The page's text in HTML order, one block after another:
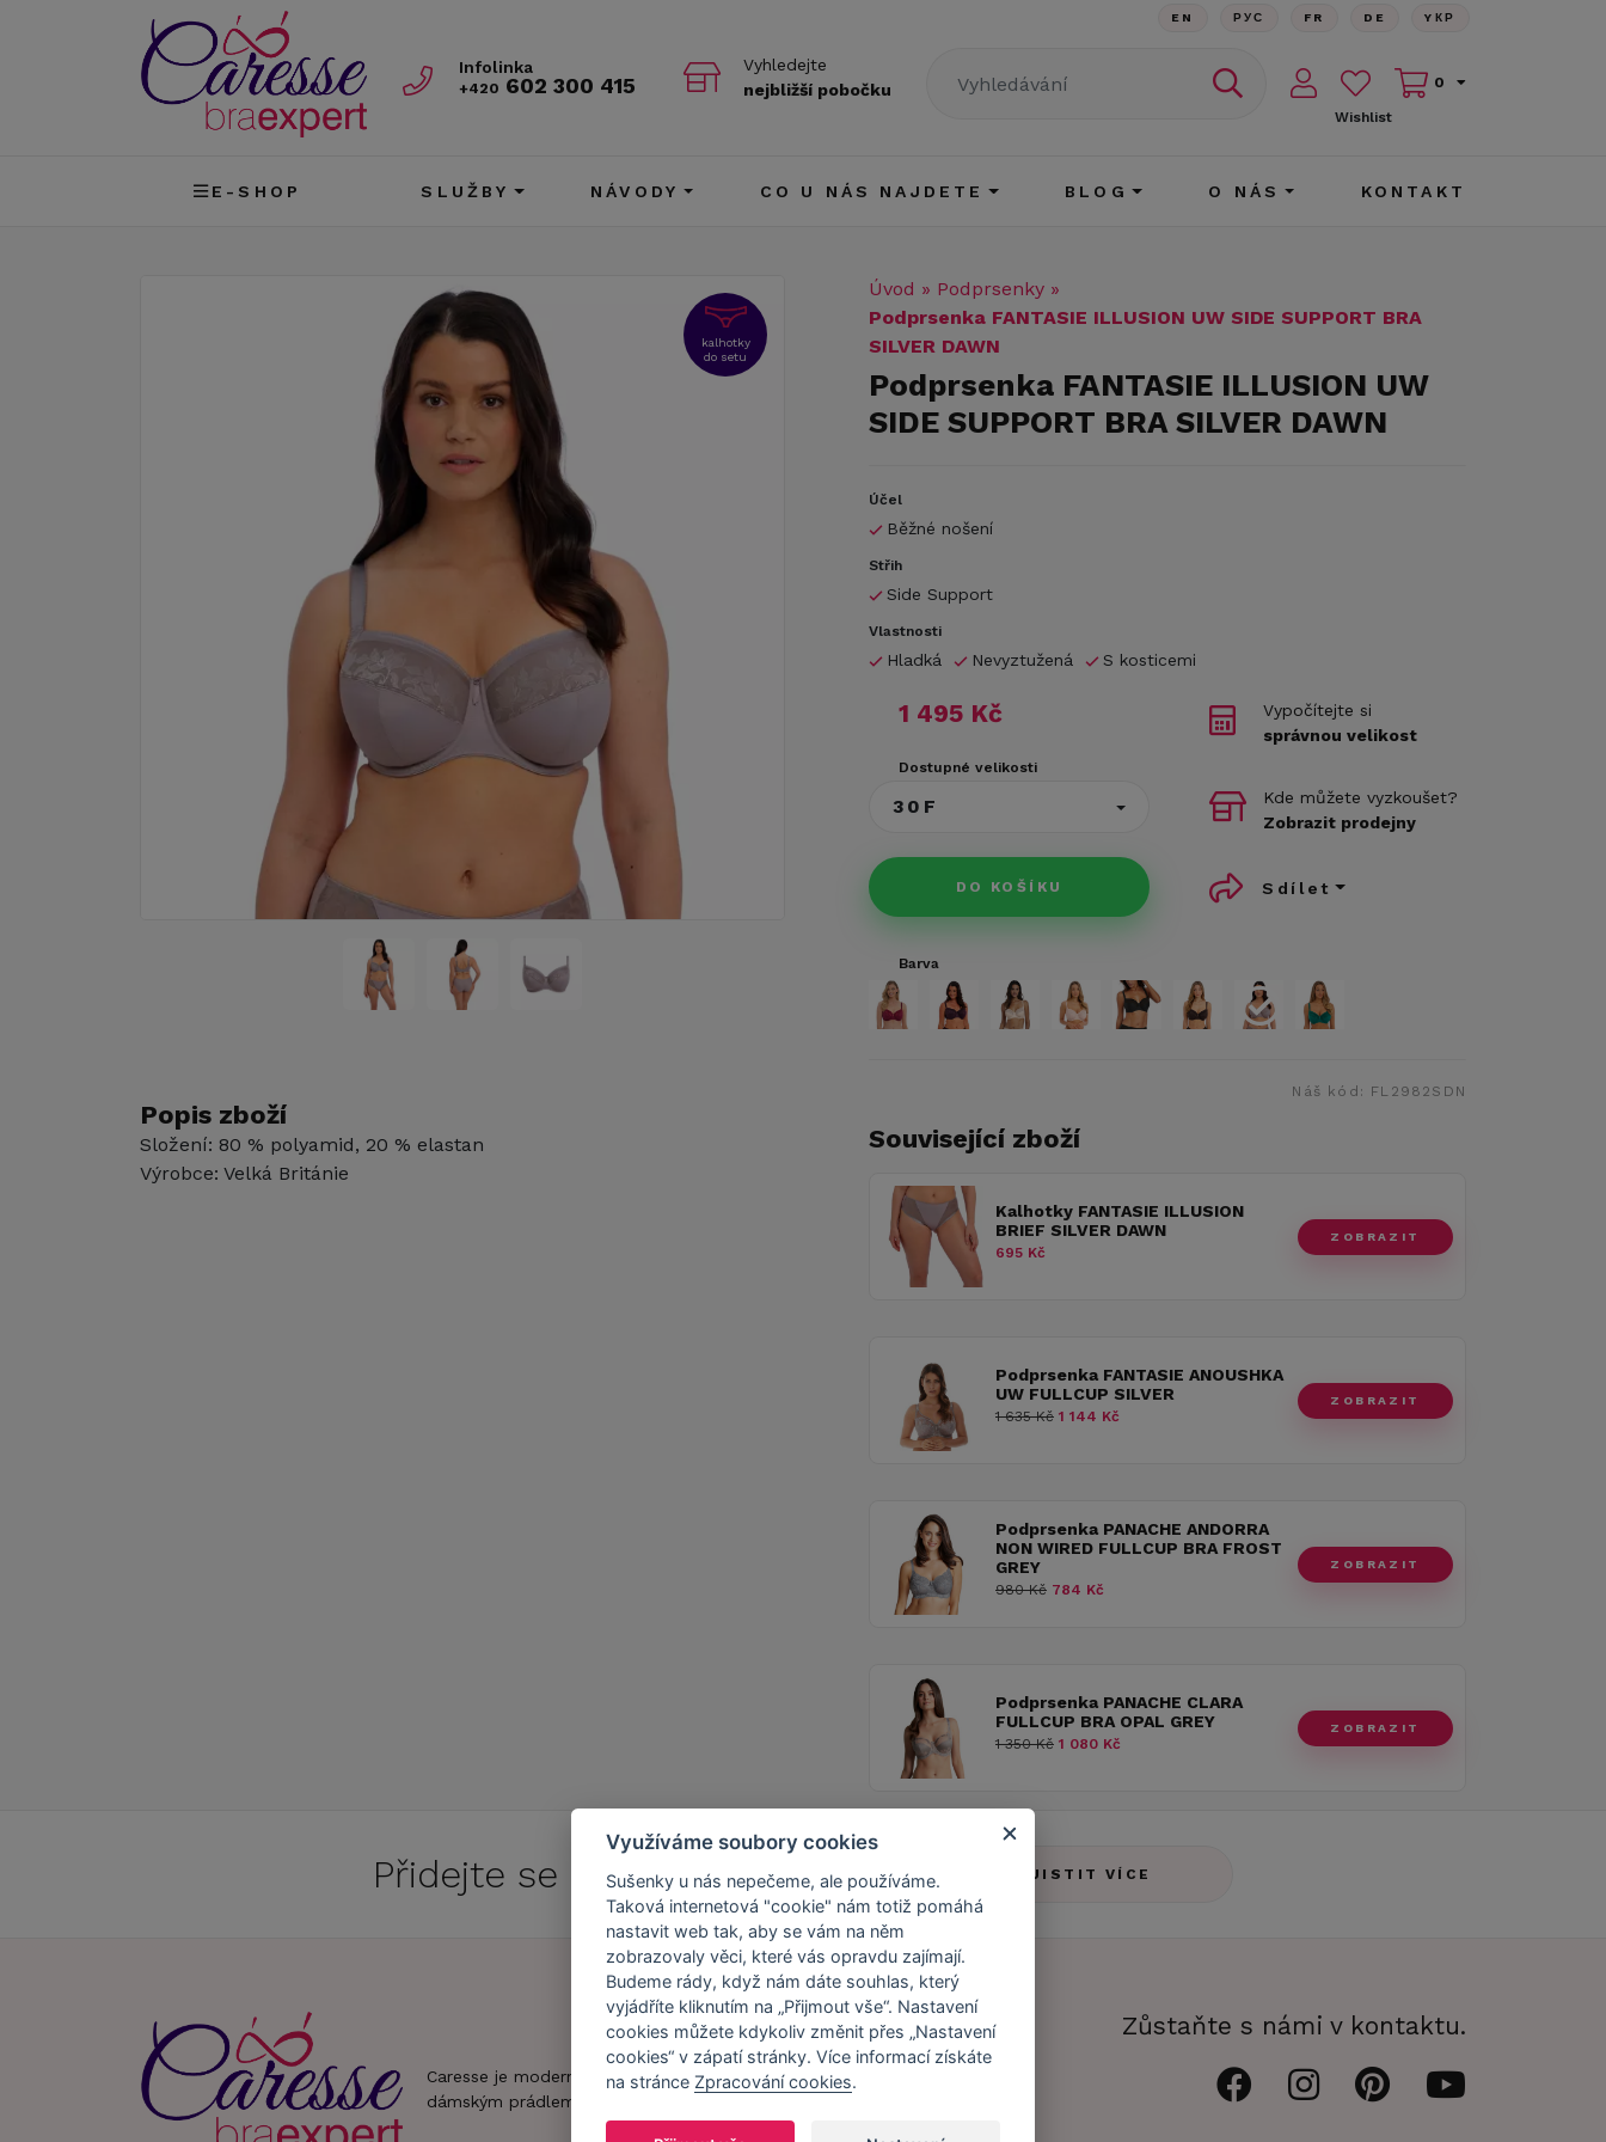
Infolinka
+420 602 300 415
Vyhledejte
nejbližší pobočku
EN РУС FR DE YКР
Wishlist
0
E-SHOP SLUŽBY NÁVODY CO U NÁS NAJDETE BLOG O NÁS KONTAKT
kalhotky
do setu
Popis zboží
Složení: 80 % polyamid, 20 % elastan
Výrobce: Velká Británie
Úvod » Podprsenky »
Podprsenka FANTASIE ILLUSION UW SIDE SUPPORT BRA
SILVER DAWN
Podprsenka FANTASIE ILLUSION UW
SIDE SUPPORT BRA SILVER DAWN
Účel
Běžné nošení
Střih
Side Support
Vlastnosti
Hladká Nevyztužená S kosticemi
1 495 Kč
Dostupné velikosti
30F
DO KOŠÍKU
Vypočítejte si
správnou velikost
Kde můžete vyzkoušet?
Zobrazit prodejny
Sdílet
Barva
Náš kód: FL2982SDN
Související zboží
Kalhotky FANTASIE ILLUSION
BRIEF SILVER DAWN
695 Kč
ZOBRAZIT
Podprsenka FANTASIE ANOUSHKA
UW FULLCUP SILVER
1 635 Kč 1 144 Kč
ZOBRAZIT
Podprsenka PANACHE ANDORRA
NON WIRED FULLCUP BRA FROST
GREY
980 Kč 784 Kč
ZOBRAZIT
Podprsenka PANACHE CLARA
FULLCUP BRA OPAL GREY
1 350 Kč 1 080 Kč
ZOBRAZIT
Přidejte se doCaresse Clubu! ZJISTIT VÍCE
Caresse je moderní obchod s
dámským prádlem.
Náš příběh
Náš tým
médiích
Zákaznický účet
Registrace
Doprava a platba
Zůstaňte s námi v kontaktu.
Využíváme soubory cookies
Sušenky u nás nepečeme, ale používáme.
Taková internetová "cookie" nám totiž pomáhá
nastavit web tak, aby se vám na něm
zobrazovaly věci, které vás opravdu zajímají.
Budeme rády, když nám dáte souhlas, který
vyjádříte kliknutím na „Přijmout vše“. Nastavení
cookies můžete kdykoliv změnit přes „Nastavení
cookies“ v zápatí stránky. Více informací získáte
na stránce Zpracování cookies.